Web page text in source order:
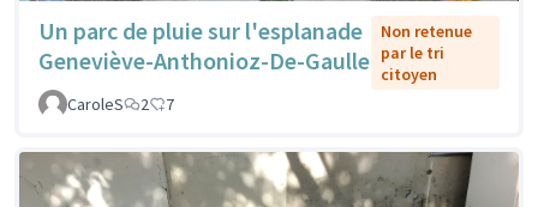
Un parc de pluie sur l'esplanade
Geneviève-Anthonioz-De-Gaulle
Non retenue
par le tri
citoyen
CaroleS
2 7